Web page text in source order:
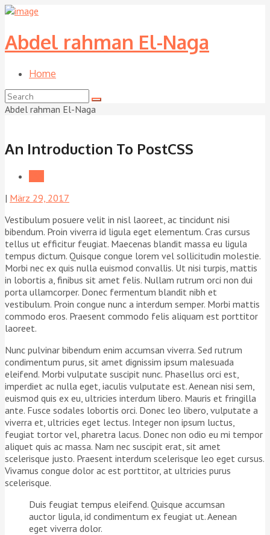
Abdel rahman El-Naga
Home
Abdel rahman El-Naga
An Introduction To PostCSS
| März 29, 2017
Vestibulum posuere velit in nisl laoreet, ac tincidunt nisi
bibendum. Proin viverra id ligula eget elementum. Cras cursus
tellus ut efficitur feugiat. Maecenas blandit massa eu ligula
tempus dictum. Quisque congue lorem vel sollicitudin molestie.
Morbi nec ex quis nulla euismod convallis. Ut nisi turpis, mattis
in lobortis a, finibus sit amet felis. Nullam rutrum orci non dui
porta ullamcorper. Donec fermentum blandit nibh et
vestibulum. Proin congue nunc a interdum semper. Morbi mattis
commodo eros. Praesent commodo felis aliquam est porttitor
laoreet.
Nunc pulvinar bibendum enim accumsan viverra. Sed rutrum
condimentum purus, sit amet dignissim ipsum malesuada
eleifend. Morbi vulputate suscipit nunc. Phasellus orci est,
imperdiet ac nulla eget, iaculis vulputate est. Aenean nisi sem,
euismod quis ex eu, ultricies interdum libero. Mauris et fringilla
ante. Fusce sodales lobortis orci. Donec leo libero, vulputate a
viverra et, ultricies eget lectus. Integer non ipsum luctus,
feugiat tortor vel, pharetra lacus. Donec non odio eu mi tempor
aliquet quis ac massa. Nam nec suscipit erat, sit amet
scelerisque justo. Praesent interdum scelerisque leo eget cursus.
Vivamus congue dolor ac est porttitor, at ultricies purus
scelerisque.
Duis feugiat tempus eleifend. Quisque accumsan
auctor ligula, id condimentum ex feugiat ut. Aenean
eget viverra dolor.